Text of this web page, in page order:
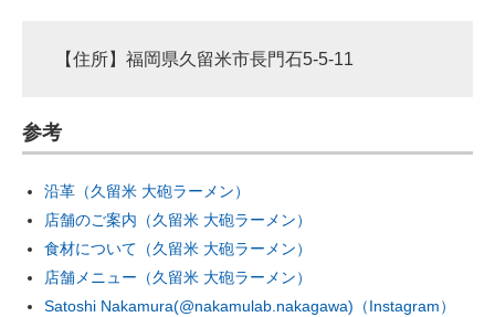
【住所】福岡県久留米市長門石5-5-11
参考
沿革（久留米 大砲ラーメン）
店舗のご案内（久留米 大砲ラーメン）
食材について（久留米 大砲ラーメン）
店舗メニュー（久留米 大砲ラーメン）
Satoshi Nakamura(@nakamulab.nakagawa)（Instagram）